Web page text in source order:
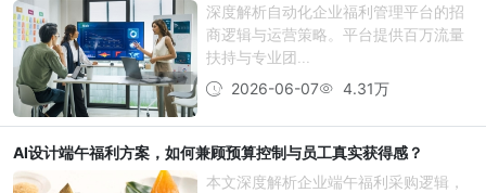
深度解析自动化企业福利管理平台的招
商逻辑与运营策略。平台提供百万流量
扶持与专业团...
2026-06-07
4.31万
AI设计端午福利方案，如何兼顾预算控制与员工真实获得感？
本文深度解析企业端午福利采购逻辑，